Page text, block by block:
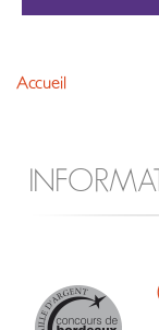
Accueil